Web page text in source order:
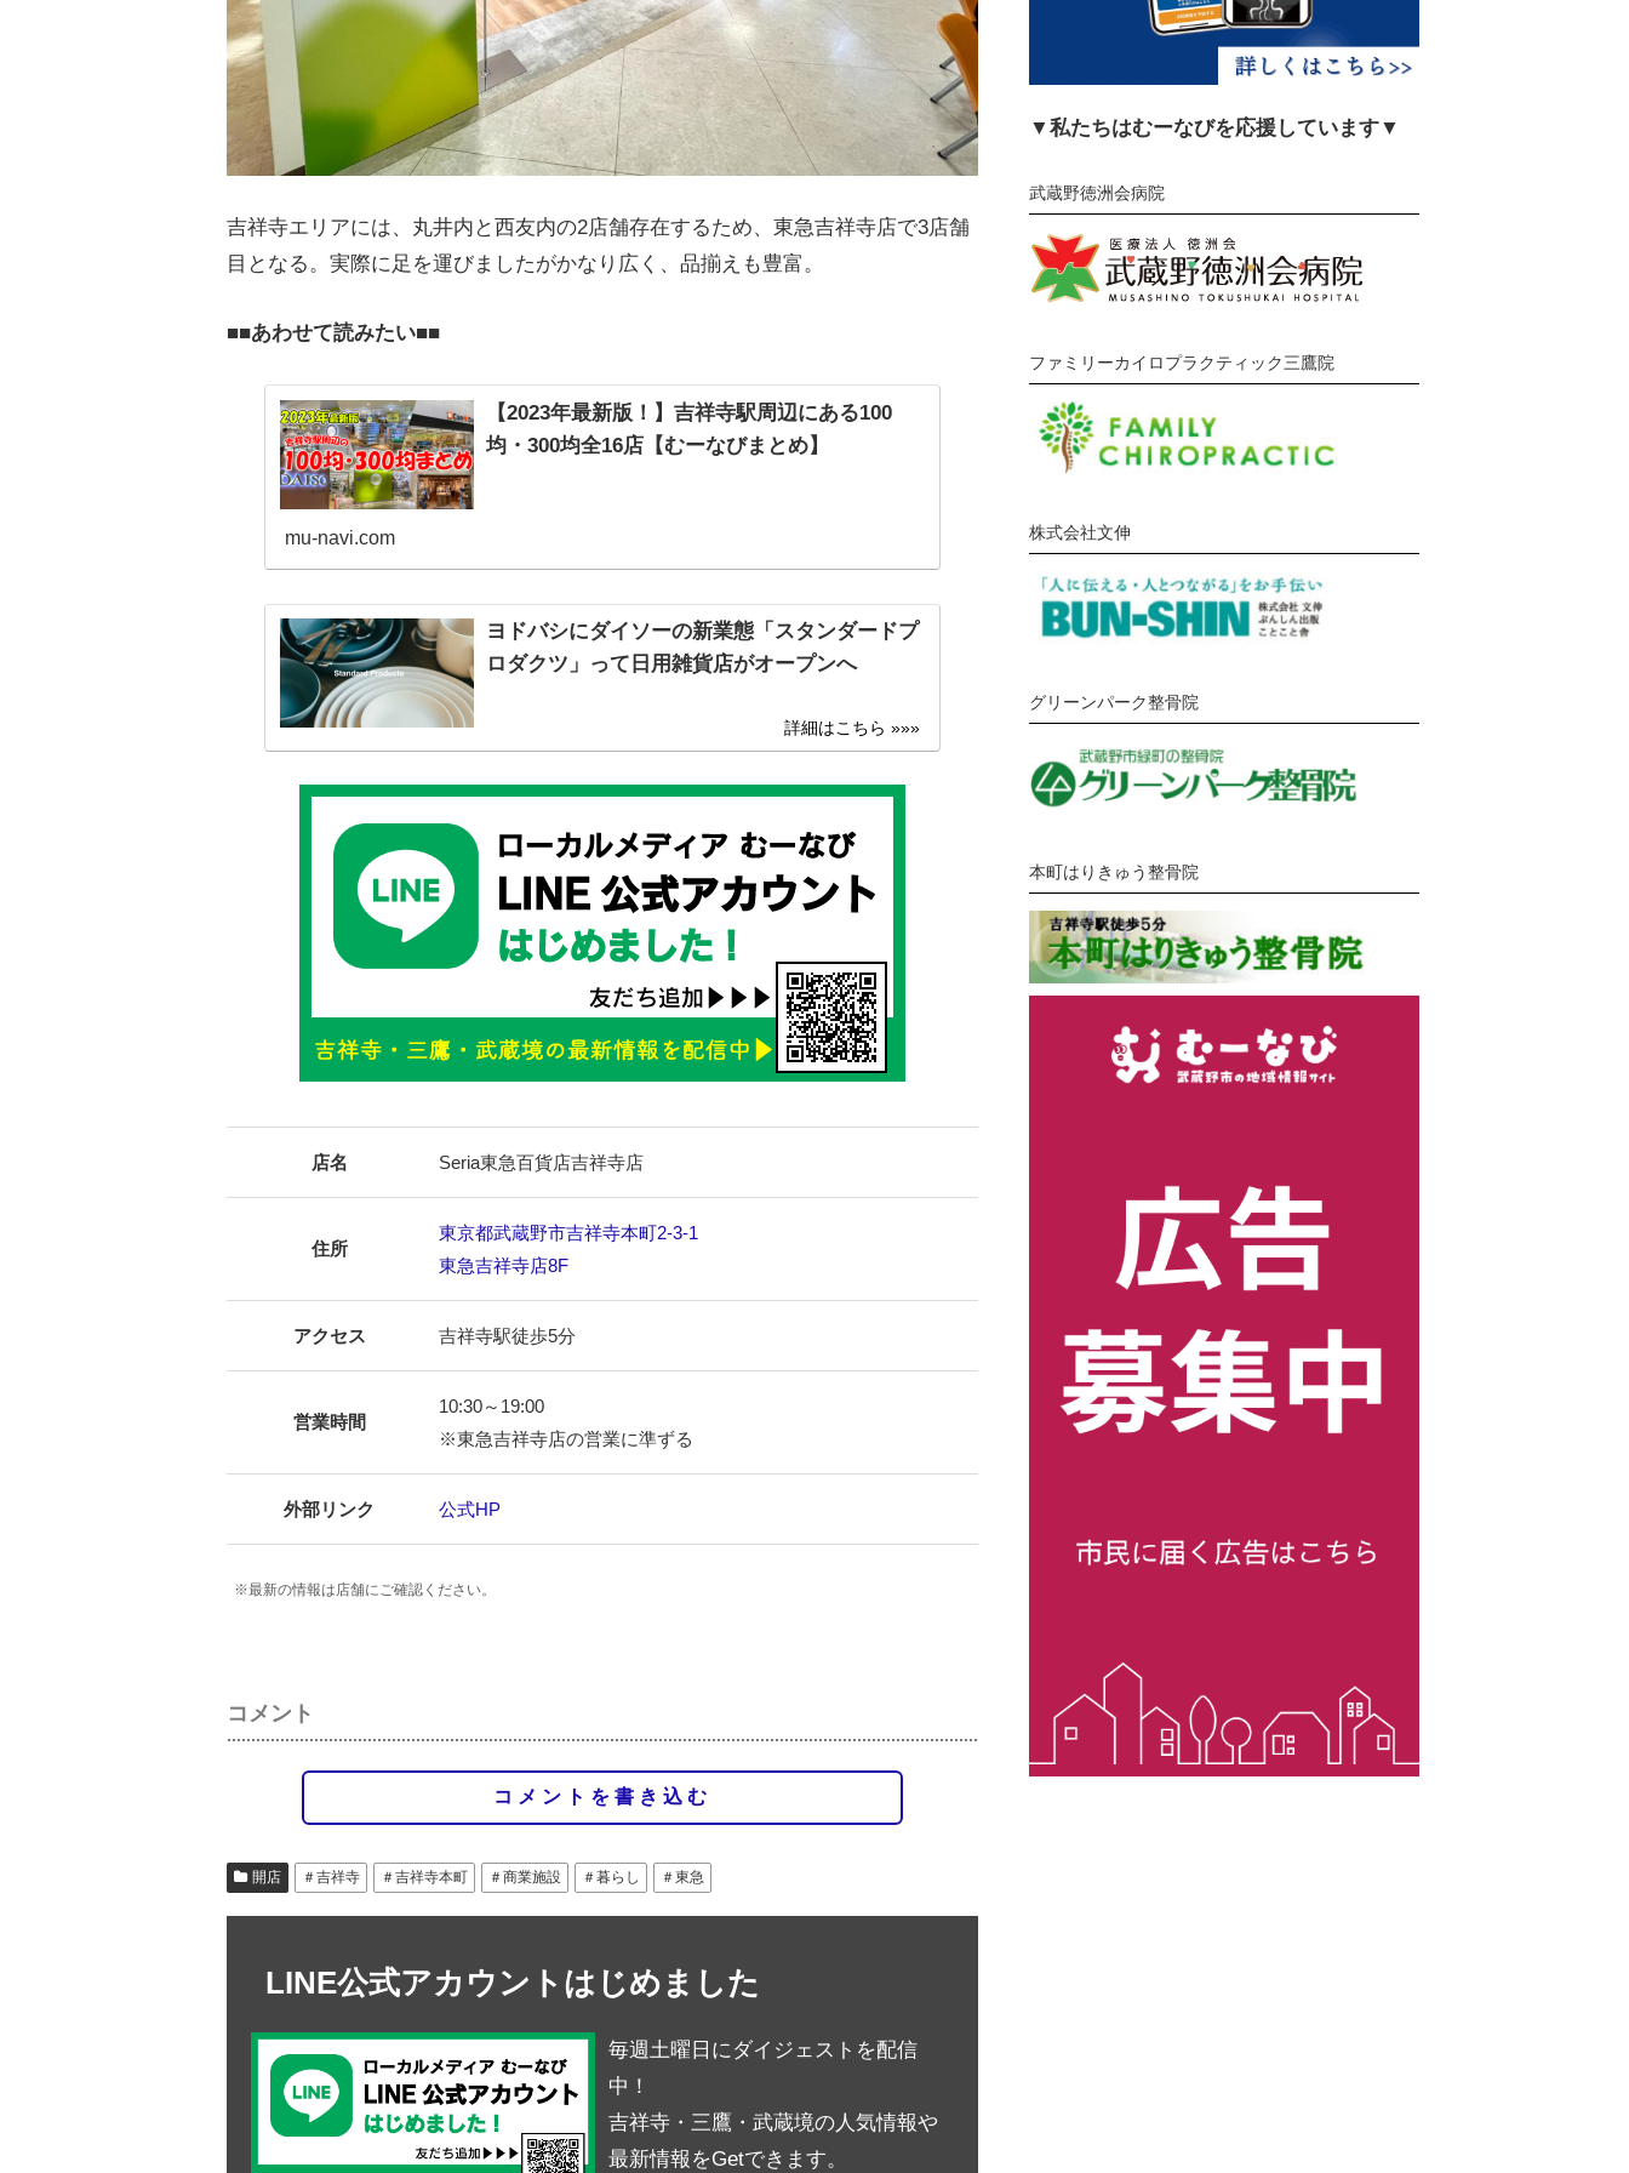
吉祥寺エリアには、丸井内と西友内の2店舗存在するため、東急吉祥寺店で3店舗
目となる。実際に足を運びましたがかなり広く、品揃えも豊富。
■■あわせて読みたい■■
【2023年最新版！】吉祥寺駅周辺にある100
均・300均全16店【むーなびまとめ】
mu-navi.com
ヨドバシにダイソーの新業態「スタンダードプ
ロダクツ」って日用雑貨店がオープンへ
店名 Seria東急百貨店吉祥寺店
住所
東京都武蔵野市吉祥寺本町2-3-1
東急吉祥寺店8F
アクセス 吉祥寺駅徒歩5分
営業時間
10:30～19:00
※東急吉祥寺店の営業に準ずる
外部リンク 公式HP
※最新の情報は店舗にご確認ください。
コメント
コメントを書き込む
開店 ＃吉祥寺 ＃吉祥寺本町 ＃商業施設 ＃暮らし ＃東急
LINE公式アカウントはじめました
毎週土曜日にダイジェストを配信
中！
吉祥寺・三鷹・武蔵境の人気情報や
最新情報をGetできます。
▼私たちはむーなびを応援しています▼
武蔵野徳洲会病院
ファミリーカイロプラクティック三鷹院
株式会社文伸
グリーンパーク整骨院
本町はりきゅう整骨院